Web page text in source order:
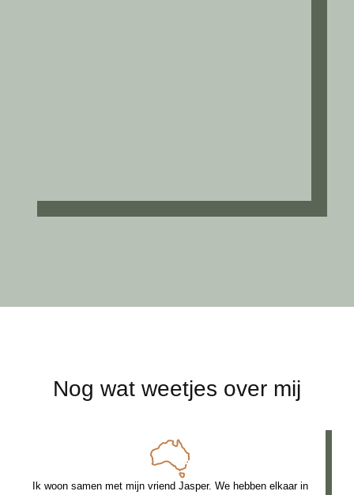
Nog wat weetjes over mij
Ik woon samen met mijn vriend Jasper. We hebben elkaar in